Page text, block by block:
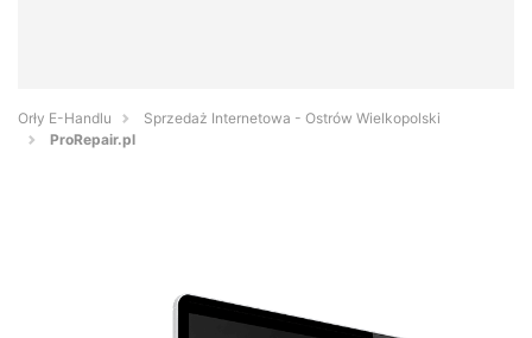
Orły E-Handlu
Sprzedaż Internetowa - Ostrów Wielkopolski
ProRepair.pl